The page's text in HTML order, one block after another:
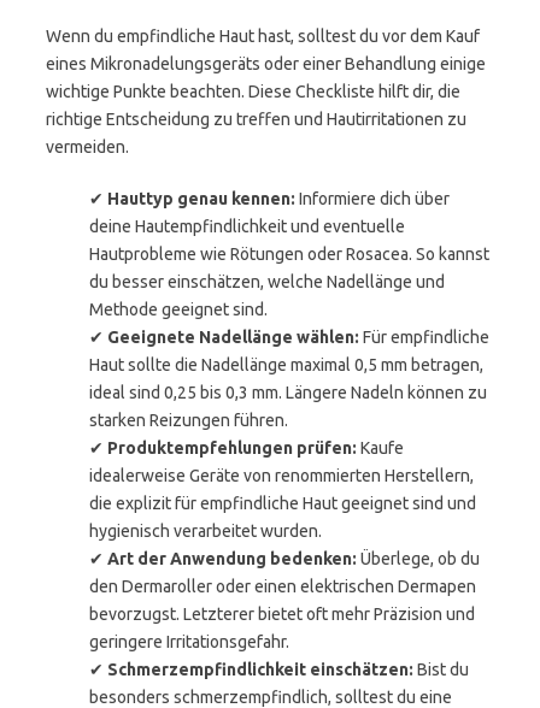
Wenn du empfindliche Haut hast, solltest du vor dem Kauf
eines Mikronadelungsgeräts oder einer Behandlung einige
wichtige Punkte beachten. Diese Checkliste hilft dir, die
richtige Entscheidung zu treffen und Hautirritationen zu
vermeiden.
✔ Hauttyp genau kennen: Informiere dich über
deine Hautempfindlichkeit und eventuelle
Hautprobleme wie Rötungen oder Rosacea. So kannst
du besser einschätzen, welche Nadellänge und
Methode geeignet sind.
✔ Geeignete Nadellänge wählen: Für empfindliche
Haut sollte die Nadellänge maximal 0,5 mm betragen,
ideal sind 0,25 bis 0,3 mm. Längere Nadeln können zu
starken Reizungen führen.
✔ Produktempfehlungen prüfen: Kaufe
idealerweise Geräte von renommierten Herstellern,
die explizit für empfindliche Haut geeignet sind und
hygienisch verarbeitet wurden.
✔ Art der Anwendung bedenken: Überlege, ob du
den Dermaroller oder einen elektrischen Dermapen
bevorzugst. Letzterer bietet oft mehr Präzision und
geringere Irritationsgefahr.
✔ Schmerzempfindlichkeit einschätzen: Bist du
besonders schmerzempfindlich, solltest du eine